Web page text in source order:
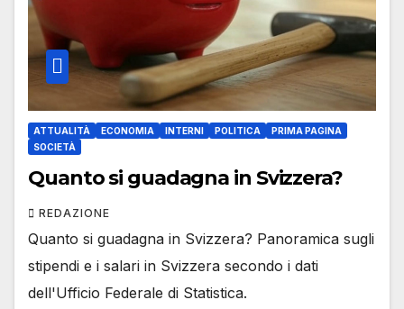
ATTUALITÀ ECONOMIA INTERNI POLITICA
PRIMA PAGINA
SOCIETÀ
Quanto si guadagna in Svizzera?
REDAZIONE
Quanto si guadagna in Svizzera? Panoramica sugli
stipendi e i salari in Svizzera secondo i dati
dell'Ufficio Federale di Statistica.